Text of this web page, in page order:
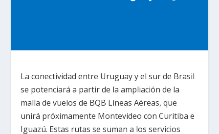
La conectividad entre Uruguay y el sur de Brasil
se potenciará a partir de la ampliación de la
malla de vuelos de BQB Líneas Aéreas, que
unirá próximamente Montevideo con Curitiba e
Iguazú. Estas rutas se suman a los servicios